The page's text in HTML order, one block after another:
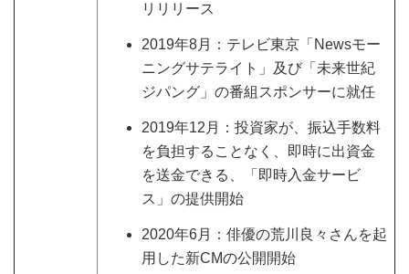
リリリース
2019年8月：テレビ東京「Newsモー
ニングサテライト」及び「未来世紀
ジパング」の番組スポンサーに就任
2019年12月：投資家が、振込手数料
を負担することなく、即時に出資金
を送金できる、「即時入金サービ
ス」の提供開始
2020年6月：俳優の荒川良々さんを起
用した新CMの公開開始